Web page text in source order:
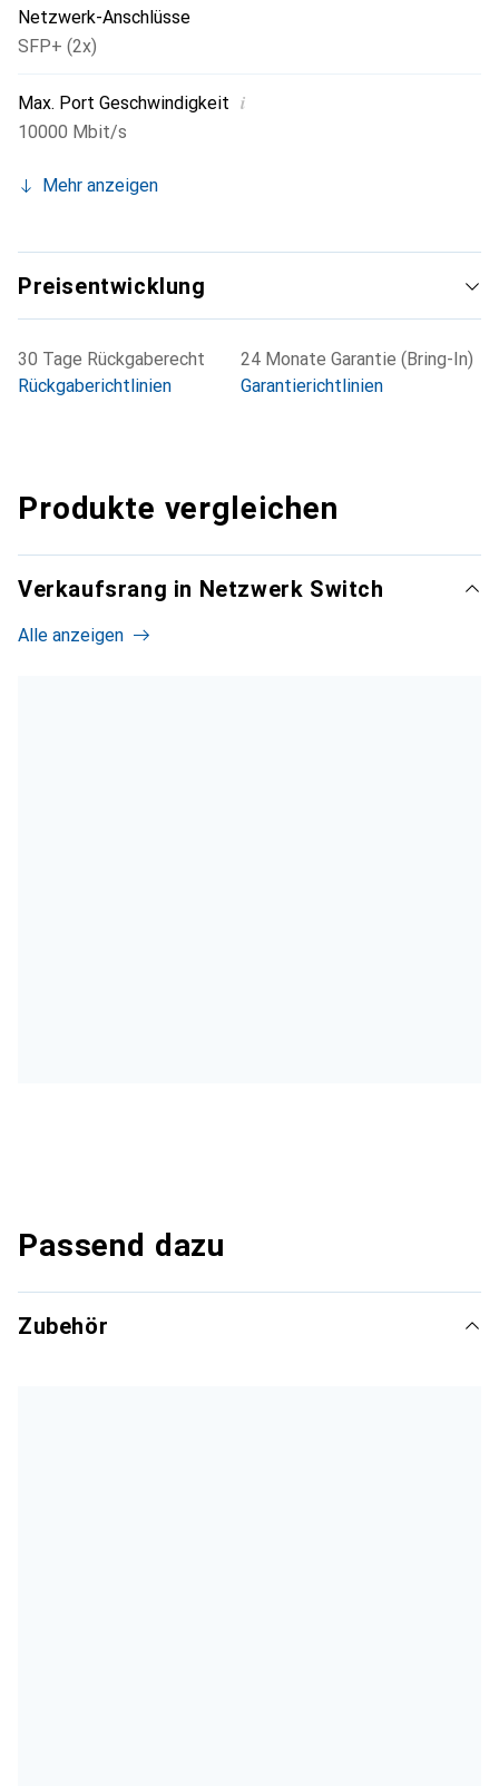
Netzwerk-Anschlüsse
SFP+ (2x)
Max. Port Geschwindigkeit i
10000 Mbit/s
Mehr anzeigen
Preisentwicklung
30 Tage Rückgaberecht
Rückgaberichtlinien
24 Monate Garantie (Bring-In)
Garantierichtlinien
Produkte vergleichen
Verkaufsrang in Netzwerk Switch
Alle anzeigen
Passend dazu
Zubehör